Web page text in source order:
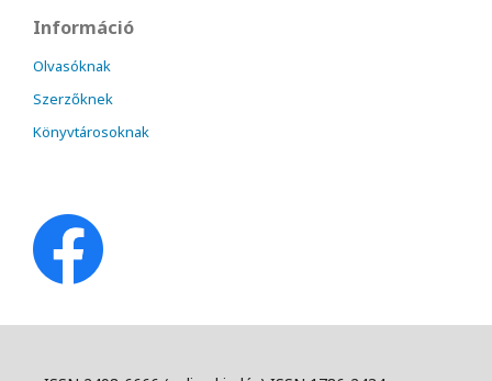
Információ
Olvasóknak
Szerzőknek
Könyvtárosoknak